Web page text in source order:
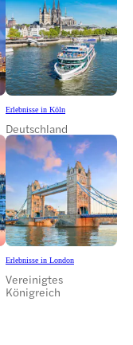
Erlebnisse in Köln
Deutschland
Erlebnisse in London
Vereinigtes
Königreich